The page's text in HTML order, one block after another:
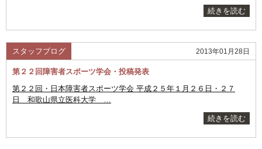
続きを読む
スタッフブログ 2013年01月28日
第２２回障害者スポーツ学会・投稿発表
第２２回・日本障害者スポーツ学会 平成２５年１月２６日・２７
日 和歌山県立医科大学 …
続きを読む